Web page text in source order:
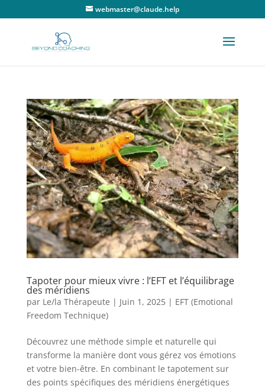
webmaster@claude.help
Tapoter pour mieux vivre : l’EFT et l’équilibrage
des méridiens
par Le/la Thérapeute | Juin 1, 2025| EFT (Emotional
Freedom Technique)
Découvrez une méthode simple et naturelle qui
transforme la manière dont vous gérez vos émotions
et votre bien-être. En combinant le tapotement sur
des points spécifiques des méridiens énergétiques